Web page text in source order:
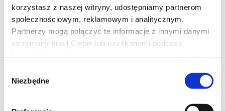
korzystasz z naszej witryny, udostępniamy partnerom
społecznościowym, reklamowym i analitycznym.
Partnerzy mogą połączyć te informacje z innymi danymi
otrzymanymi od Ciebie lub uzyskanymi podczas
zgody
Niezbędne